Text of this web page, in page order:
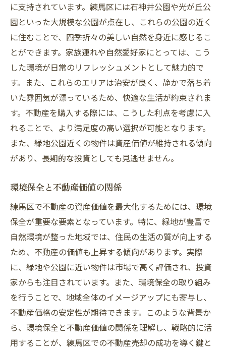
に支持されています。練馬区には石神井公園や光が丘公
園といった大規模な公園が点在し、これらの公園の近く
に住むことで、四季折々の美しい自然を身近に感じるこ
とができます。家族連れや自然愛好家にとっては、こう
した環境が日常のリフレッシュメントとして魅力的で
す。また、これらのエリアは治安が良く、静かで落ち着
いた雰囲気が漂っているため、快適な生活が約束されま
す。不動産を購入する際には、こうした利点を考慮に入
れることで、より満足度の高い選択が可能となります。
また、緑地公園近くの物件は資産価値が維持される傾向
があり、長期的な投資としても見逃せません。
環境保全と不動産価値の関係
練馬区で不動産の資産価値を最大化するためには、環境
保全が重要な要素となっています。特に、緑地が豊富で
自然環境が整った地域では、住民の生活の質が向上する
ため、不動産の価値も上昇する傾向があります。実際
に、緑地や公園に近い物件は市場で高く評価され、投資
家からも注目されています。また、環境保全の取り組み
を行うことで、地域全体のイメージアップにも寄与し、
不動産価格の安定性が期待できます。このような背景か
ら、環境保全と不動産価値の関係を理解し、戦略的に活
用することが、練馬区での不動産売却の成功を導く鍵と